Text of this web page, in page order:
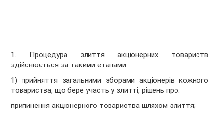
1. Процедура злиття акціонерних товариств
здійснюється за такими етапами:
1) прийняття загальними зборами акціонерів кожного
товариства, що бере участь у злитті, рішень про:
припинення акціонерного товариства шляхом злиття;